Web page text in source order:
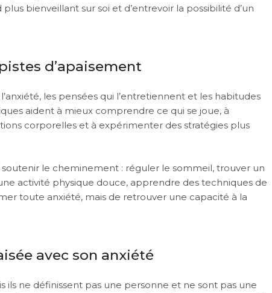
bienveillant sur soi et d’entrevoir la possibilité d’un
d’apaisement
les pensées qui l’entretiennent et les habitudes
aident à mieux comprendre ce qui se joue, à
corporelles et à expérimenter des stratégies plus
le cheminement : réguler le sommeil, trouver un
activité physique douce, apprendre des techniques de
toute anxiété, mais de retrouver une capacité à la
avec son anxiété
ils ne définissent pas une personne et ne sont pas une